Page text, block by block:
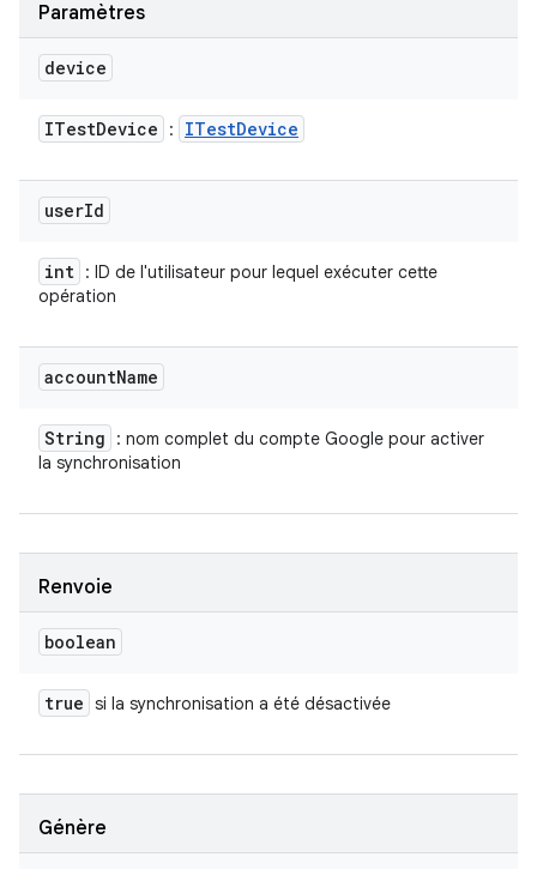
Paramètres
device
ITestDevice : ITestDevice
userId
int : ID de l'utilisateur pour lequel exécuter cette
opération
accountName
String
: nom complet du compte Google pour activer
la synchronisation
Renvoie
boolean
true si la synchronisation a été désactivée
Génère